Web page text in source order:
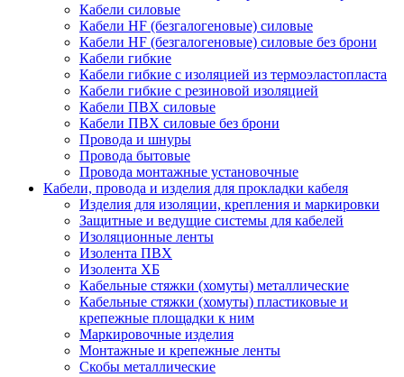
Кабели силовые
Кабели HF (безгалогеновые) силовые
Кабели HF (безгалогеновые) силовые без брони
Кабели гибкие
Кабели гибкие с изоляцией из термоэластопласта
Кабели гибкие с резиновой изоляцией
Кабели ПВХ силовые
Кабели ПВХ силовые без брони
Провода и шнуры
Провода бытовые
Провода монтажные установочные
Кабели, провода и изделия для прокладки кабеля
Изделия для изоляции, крепления и маркировки
Защитные и ведущие системы для кабелей
Изоляционные ленты
Изолента ПВХ
Изолента ХБ
Кабельные стяжки (хомуты) металлические
Кабельные стяжки (хомуты) пластиковые и
крепежные площадки к ним
Маркировочные изделия
Монтажные и крепежные ленты
Скобы металлические